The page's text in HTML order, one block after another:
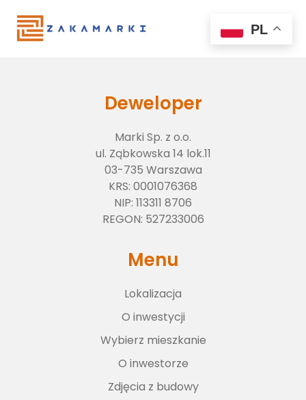
Lokalizacja
Wybierz lokal
O inwestorze
Deweloper
Marki Sp. z o.o.
ul. Ząbkowska 14 lok.11
03-735 Warszawa
KRS: 0001076368
NIP: 113311 8706
REGON: 527233006
Menu
Lokalizacja
O inwestycji
Wybierz mieszkanie
O inwestorze
Zdjęcia z budowy
PL